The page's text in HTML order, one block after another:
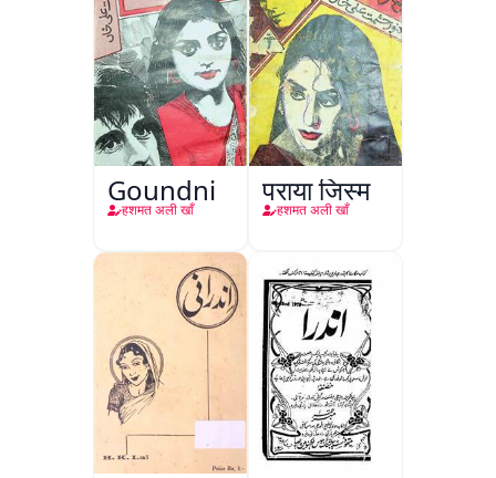
Goundni
हशमत अली खाँ
पराया जिस्म
हशमत अली खाँ